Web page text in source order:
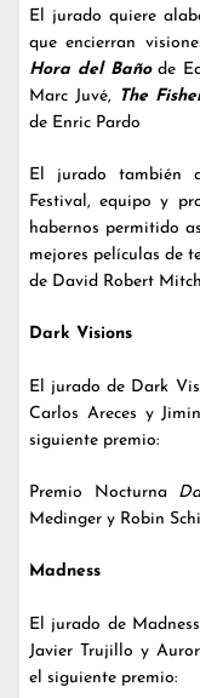
El jurado quiere
que encierran
Hora del Bañode
Marc Juvé, The
de Enric Pardo
El jurado también
Festival, equipo y
habernos permitido
mejores películas de
de David Robert
Dark Visions
El jurado de Dark
Carlos Areces y
siguiente premio:
Premio Nocturna
Medinger y Robin
Madness
El jurado de
Javier Trujillo y
el siguiente premio: